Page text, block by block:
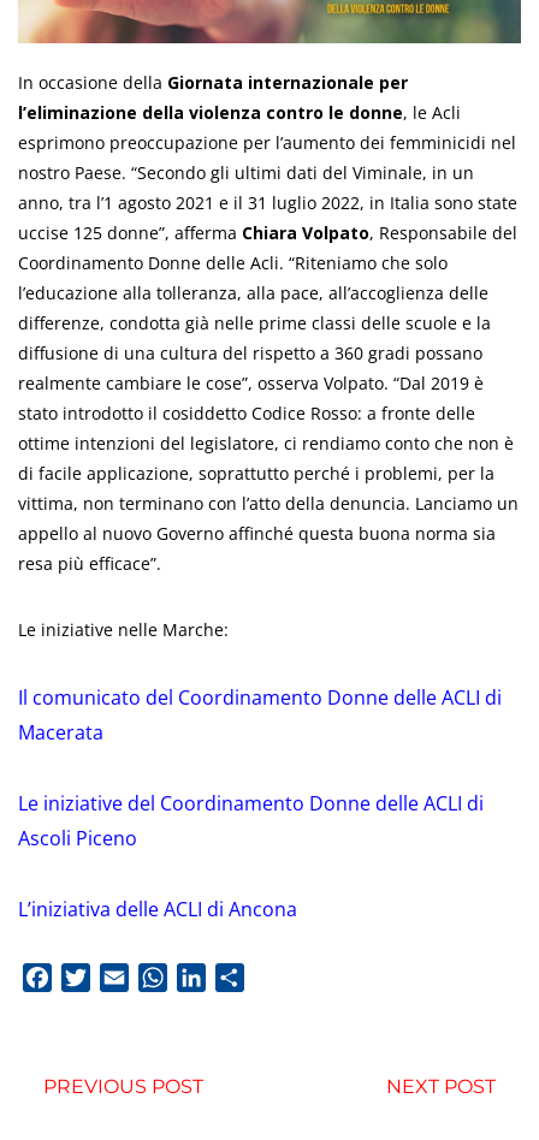
In occasione della Giornata internazionale per
l’eliminazione della violenza contro le donne, le Acli
esprimono preoccupazione per l’aumento dei femminicidi nel
nostro Paese. “Secondo gli ultimi dati del Viminale, in un
anno, tra l’1 agosto 2021 e il 31 luglio 2022, in Italia sono state
uccise 125 donne”, afferma Chiara Volpato, Responsabile del
Coordinamento Donne delle Acli. “Riteniamo che solo
l’educazione alla tolleranza, alla pace, all’accoglienza delle
differenze, condotta già nelle prime classi delle scuole e la
diffusione di una cultura del rispetto a 360 gradi possano
realmente cambiare le cose”, osserva Volpato. “Dal 2019 è
stato introdotto il cosiddetto Codice Rosso: a fronte delle
ottime intenzioni del legislatore, ci rendiamo conto che non è
di facile applicazione, soprattutto perché i problemi, per la
vittima, non terminano con l’atto della denuncia. Lanciamo un
appello al nuovo Governo affinché questa buona norma sia
resa più efficace”.
Le iniziative nelle Marche:
Il comunicato del Coordinamento Donne delle ACLI di
Macerata
Le iniziative del Coordinamento Donne delle ACLI di
Ascoli Piceno
L’iniziativa delle ACLI di Ancona
FacebookTwitterEmail WhatsApp
LinkedIn
PREVIOUS POST NEXT POST